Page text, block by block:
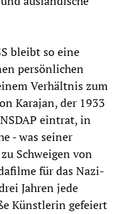
bleibt so eine
persönlichen
Verhältnis zum
Karajan, der 1933
eintrat, in
- was seiner
Schweigen von
für das Nazi-
Jahren jede
Künstlerin gefeiert